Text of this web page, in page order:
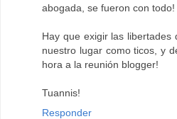
abogada, se fueron con todo!
Hay que exigir las
nuestro lugar como ticos, y
hora a la reunión blogger!
Tuannis!
Responder